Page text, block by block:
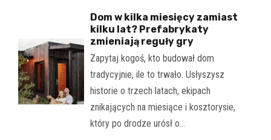
Dom w kilka miesięcy zamiast
kilku lat? Prefabrykaty
zmieniają reguły gry
Zapytaj kogoś, kto budował dom
tradycyjnie, ile to trwało. Usłyszysz
historie o trzech latach, ekipach
znikających na miesiące i kosztorysie,
który po drodze urósł o…